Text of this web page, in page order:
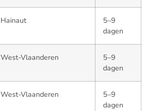
Hainaut
5–9
dagen
West-Vlaanderen
5–9
dagen
West-Vlaanderen
5–9
dagen